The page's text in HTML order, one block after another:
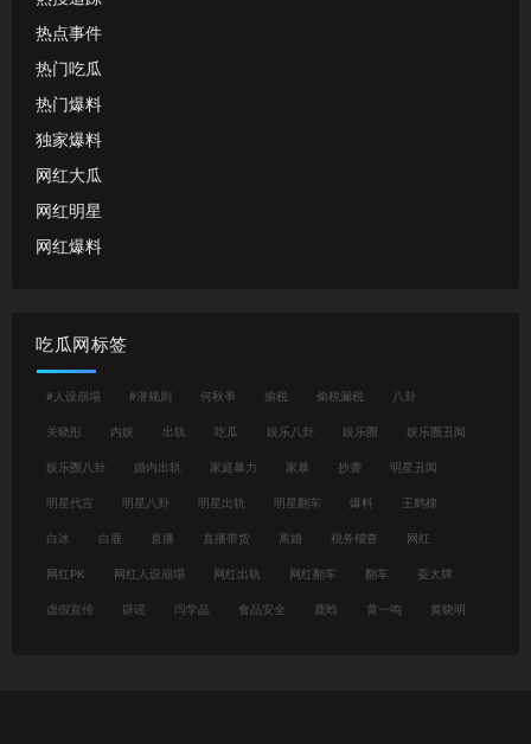
热点事件
热门吃瓜
热门爆料
独家爆料
网红大瓜
网红明星
网红爆料
吃瓜网标签
#人设崩塌 #潜规则 何秋亊 偷税 偷税漏税 八卦
关晓彤 内娱 出轨 吃瓜 娱乐八卦 娱乐圈 娱乐圈丑闻
娱乐圈八卦 婚内出轨 家庭暴力 家暴 抄袭 明星丑闻
明星代言 明星八卦 明星出轨 明星翻车 爆料 王鹤棣
白冰 白鹿 直播 直播带货 离婚 税务稽查 网红
网红PK 网红人设崩塌 网红出轨 网红翻车 翻车 耍大牌
虚假宣传 辟谣 闫学晶 食品安全 鹿晗 黄一鸣 黄晓明